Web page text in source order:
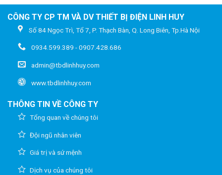
CÔNG TY CP TM VÀ DV THIẾT BỊ ĐIỆN LINH HUY
Số 84 Ngọc Trì, Tổ 7, P. Thạch Bàn, Q. Long Biên, Tp.Hà Nội
0934.599.389 - 0907.428.686
admin@tbdlinhhuy.com
www.tbdlinhhuy.com
THÔNG TIN VỀ CÔNG TY
Tổng quan về chúng tôi
Đội ngũ nhân viên
Giá trị và sứ mệnh
Dịch vụ của chúng tôi